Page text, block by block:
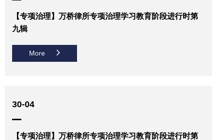
【专项治理】万桥律所专项治理学习教育阶段进行时第
九辑
More
30-04
【专项治理】万桥律所专项治理学习教育阶段进行时第